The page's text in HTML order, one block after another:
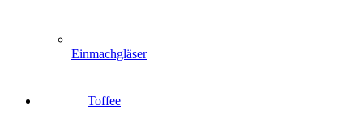
Einmachgläser
Toffee